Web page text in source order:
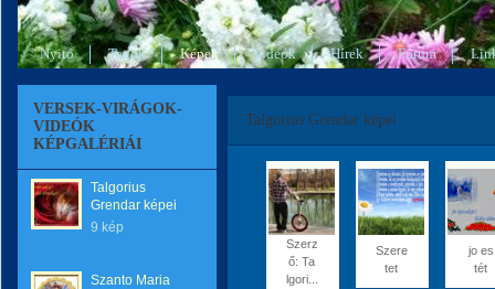
Nyitó Tagok Képek Videók Hírek Fórum
VERSEK-VIRÁGOK-
VIDEÓK
KÉPGALÉRIÁI
Talgorius
Grendar képei
9 kép
Szanto Maria
Talgorius Grendar képei
Szerz
ő: Ta
lgori...
Szere
tet
jo es
tét